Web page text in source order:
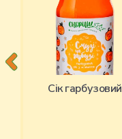
Cік гарбузовий